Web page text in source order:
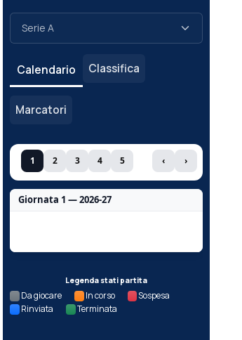
Calendario Classifica
Marcatori
1 2 3 4 5 ‹ ›
Giornata 1 — 2026-27
Legenda stati partita
Da giocare In corso
Sospesa
Rinviata
Terminata